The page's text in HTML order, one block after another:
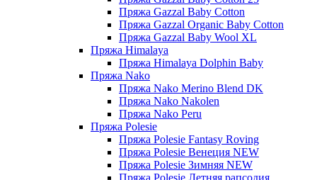
Пряжа Gazzal Baby Cotton
Пряжа Gazzal Organic Baby Cotton
Пряжа Gazzal Baby Wool XL
Пряжа Himalaya
Пряжа Himalaya Dolphin Baby
Пряжа Nako
Пряжа Nako Merino Blend DK
Пряжа Nako Nakolen
Пряжа Nako Peru
Пряжа Polesie
Пряжа Polesie Fantasy Roving
Пряжа Polesie Венеция NEW
Пряжа Polesie Зимняя NEW
Пряжа Polesie Летняя рапсодия